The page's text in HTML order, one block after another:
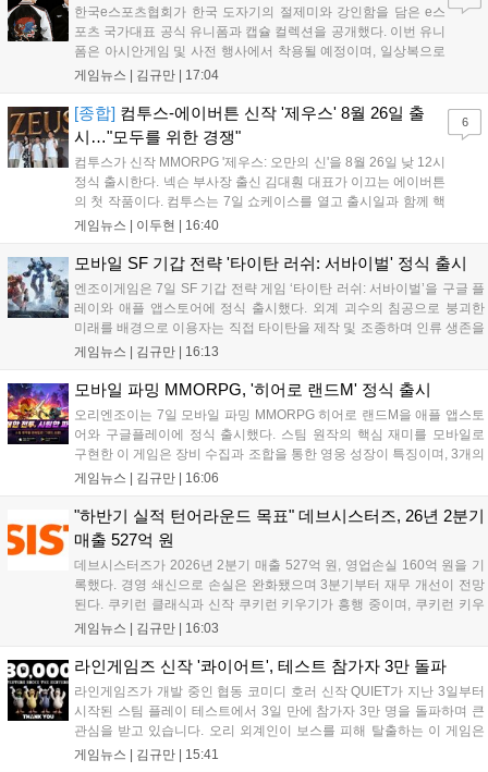
한국e스포츠협회가 한국 도자기의 절제미와 강인함을 담은 e스
포츠 국가대표 공식 유니폼과 캡슐 컬렉션을 공개했다. 이번 유니
폼은 아시안게임 및 사전 행사에서 착용될 예정이며, 일상복으로
구성된 컬렉션은 오는 8월 28일부터 골스튜디오 공식 홈페이지
서는 대회 규정에 따라 별도의 유니폼을 착용할 계획이다....
게임뉴스 | 김규만 17:04
[종합] 컴투스-에이버튼 신작 '제우스' 8월 26일 출
시…"모두를 위한 경쟁"
컴투스가 신작 MMORPG '제우스: 오만의 신'을 8월 26일 낮 12시
정식 출시한다. 넥슨 부사장 출신 김대훤 대표가 이끄는 에이버튼
의 첫 작품이다. 컴투스는 7일 쇼케이스를 열고 출시일과 함께 핵
심 콘텐츠, 유료화 정책, 운영 방향을 공개했다. 캐릭터명 선점은
의 오만으로 균열이...
게임뉴스 | 이두현 16:40
6
모바일 SF 기갑 전략 '타이탄 러쉬: 서바이벌' 정식 출시
엔조이게임은 7일 SF 기갑 전략 게임 ‘타이탄 러쉬: 서바이벌’을 구글 플
레이와 애플 앱스토어에 정식 출시했다. 외계 괴수의 침공으로 붕괴한
미래를 배경으로 이용자는 직접 타이탄을 제작 및 조종하며 인류 생존을
위한 전투를 펼친다. 지휘관 모집, 피난처 운영, 연맹 협동 콘텐츠가 특징
지원 보상을 제공한다. 상세 내용은 공식 커뮤니티에서 확인 가능하다....
게임뉴스 | 김규만 16:13
모바일 파밍 MMORPG, '히어로 랜드M' 정식 출시
오리엔조이는 7일 모바일 파밍 MMORPG 히어로 랜드M을 애플 앱스토
어와 구글플레이에 정식 출시했다. 스팀 원작의 핵심 재미를 모바일로
구현한 이 게임은 장비 수집과 조합을 통한 영웅 성장이 특징이며, 3개의
무기 스킬을 활용한 전략적 전투와 길드전 등 다양한 콘텐츠를 제공한
혜택을 지급하며, 상세 내용은 공식 라운지에서 확인할 수 있다. 이용자
는 게임 접속 및 주요 콘텐츠 플레이를 통해 성장을 지원받을 수 있다....
게임뉴스 | 김규만 16:06
"하반기 실적 턴어라운드 목표" 데브시스터즈, 26년 2분기
매출 527억 원
데브시스터즈가 2026년 2분기 매출 527억 원, 영업손실 160억 원을 기
록했다. 경영 쇄신으로 손실은 완화됐으며 3분기부터 재무 개선이 전망
된다. 쿠키런 클래식과 신작 쿠키런 키우기가 흥행 중이며, 쿠키런 키우
기는 13일 첫 업데이트를 시작으로 2주 간격의 콘텐츠를 제공한다. 또한
이다. 회사는 비용 효율화와 신작 흥행을 통해 하반기 실적 턴어라운드
를 이끌 방침이다....
게임뉴스 | 김규만 16:03
라인게임즈 신작 '콰이어트', 테스트 참가자 3만 돌파
라인게임즈가 개발 중인 협동 코미디 호러 신작 QUIET가 지난 3일부터
시작된 스팀 플레이 테스트에서 3일 만에 참가자 3만 명을 돌파하며 큰
관심을 받고 있습니다. 오리 외계인이 보스를 피해 탈출하는 이 게임은
최대 4인 협동을 지원하며, 소음 관리와 물리 법칙을 활용한 전략적 플레
게임뉴스 | 김규만 15:41